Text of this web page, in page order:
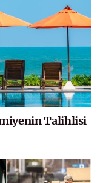
Talihlisi